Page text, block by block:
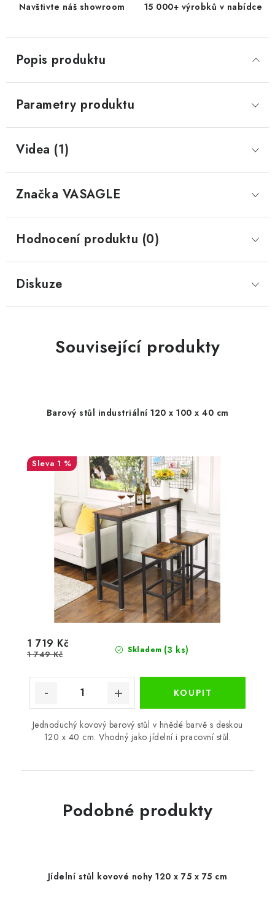
Navštivte náš showroom 15 000+ výrobků v nabídce
Popis produktu
Parametry produktu
Videa (1)
Značka VASAGLE
Hodnocení produktu (0)
Diskuze
Související produkty
Barový stůl industriální 120 x 100 x 40 cm
1 %
Skladem (3 ks)
1 719 Kč
1 749 Kč
Jednoduchý kovový barový stůl v hnědé barvě s deskou
120 x 40 cm. Vhodný jako jídelní i pracovní stůl.
Podobné produkty
Jídelní stůl kovové nohy 120 x 75 x 75 cm